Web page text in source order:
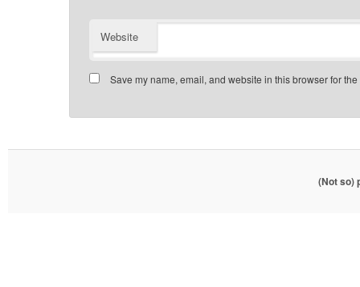
Website
Save my name, email, and website in this browser for
(Not so)